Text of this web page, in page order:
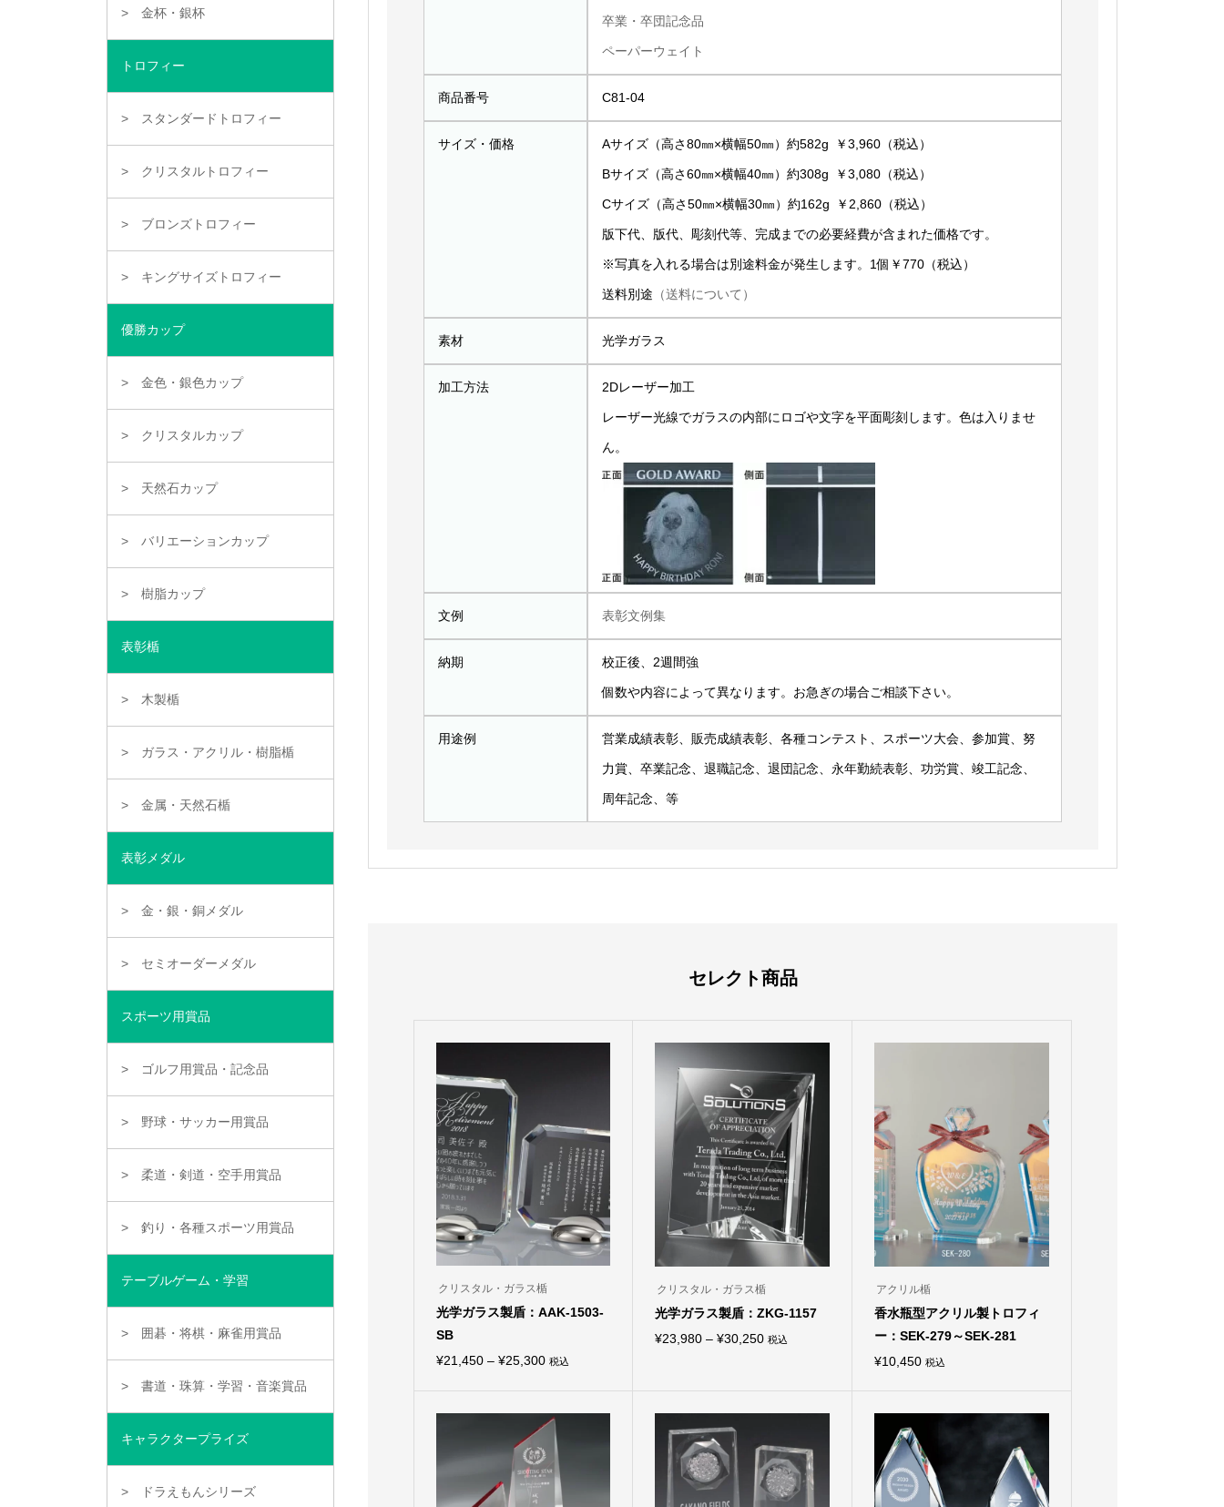
卒業・卒団記念品
ペーパーウェイト
商品番号 C81-04
サイズ・価格 Aサイズ（高さ80㎜×横幅50㎜）約582g ￥3,960（税込）
Bサイズ（高さ60㎜×横幅40㎜）約308g ￥3,080（税込）
Cサイズ（高さ50㎜×横幅30㎜）約162g ￥2,860（税込）
版下代、版代、彫刻代等、完成までの必要経費が含まれた価格です。
※写真を入れる場合は別途料金が発生します。1個￥770（税込）
送料別途 （送料について）
素材 光学ガラス
加工方法 2Dレーザー加工
レーザー光線でガラスの内部にロゴや文字を平面彫刻します。色は入りませ
ん。
文例 表彰文例集
納期 校正後、2週間強
個数や内容によって異なります。お急ぎの場合ご相談下さい。
用途例 営業成績表彰、販売成績表彰、各種コンテスト、スポーツ大会、参加賞、努
力賞、卒業記念、退職記念、退団記念、永年勤続表彰、功労賞、竣工記念、
周年記念、等
セレクト商品
クリスタル・ガラス楯
光学ガラス製盾：AAK-1503-
SB
¥21,450 – ¥25,300価
¥21,450
–
¥25,300
税込
の
品
複
クリスタル・ガラス楯
光学ガラス製盾：ZKG-1157
¥23,980 – ¥30,250価
¥30,250
税込
品
に
の
リ
アクリル楯
香水瓶型アクリル製トロフィ
ー：SEK-279～SEK-281
¥10,450 税込
の
品
複
数
の
金杯・銀杯
トロフィー
スタンダードトロフィー
クリスタルトロフィー
ブロンズトロフィー
キングサイズトロフィー
優勝カップ
金色・銀色カップ
クリスタルカップ
天然石カップ
バリエーションカップ
樹脂カップ
表彰楯
木製楯
ガラス・アクリル・樹脂楯
金属・天然石楯
表彰メダル
金・銀・銅メダル
セミオーダーメダル
スポーツ用賞品
ゴルフ用賞品・記念品
野球・サッカー用賞品
柔道・剣道・空手用賞品
釣り・各種スポーツ用賞品
テーブルゲーム・学習
囲碁・将棋・麻雀用賞品
書道・珠算・学習・音楽賞品
キャラクタープライズ
ドラえもんシリーズ